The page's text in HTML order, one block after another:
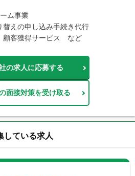
ム事業
替えの申し込み手続き代行
顧客獲得サービス　など
の求人に応募する
面接対策を受け取る
している求人